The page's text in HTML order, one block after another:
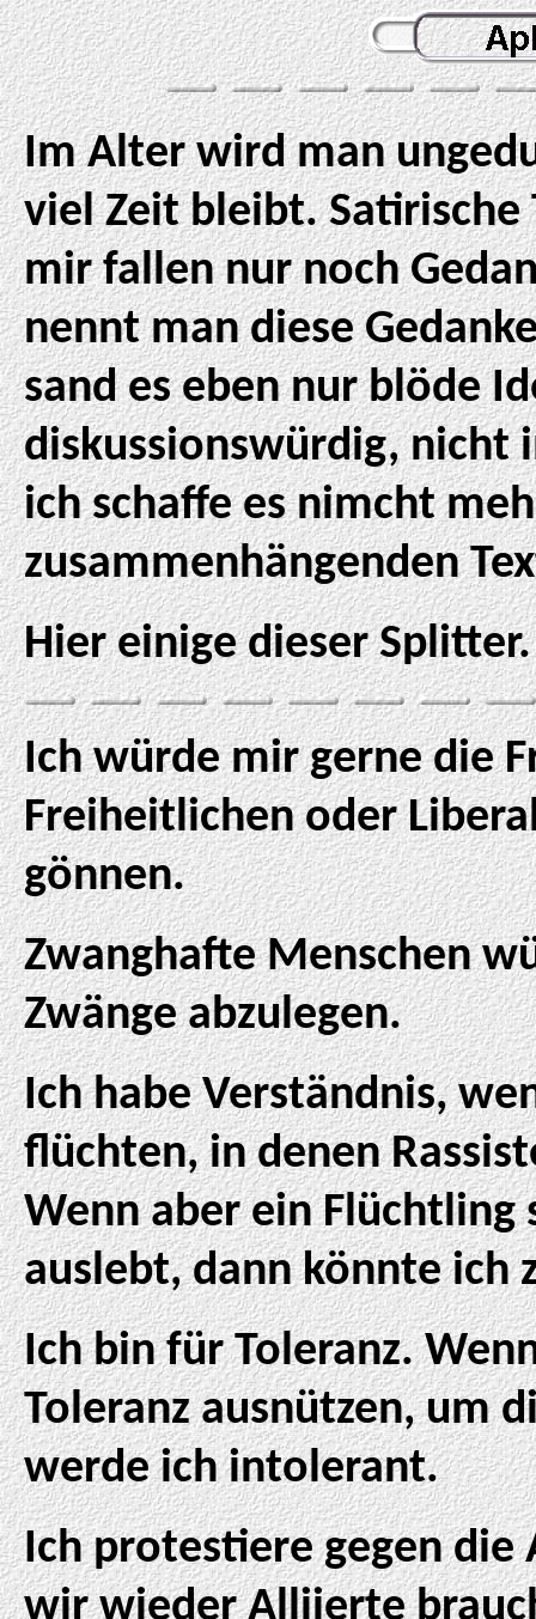
Im Alter wird man
viel Zeit bleibt.
mir fallen nur noch
nennt man diese
sand es eben nur blöde
diskussionswürdig, nicht
ich schaffe es nimcht
zusammenhängenden
Hier einige dieser Splitter.
Ich würde mir gerne die
Freiheitlichen oder
gönnen.
Zwanghafte Menschen
Zwänge abzulegen.
Ich habe Verständnis,
flüchten, in denen
Wenn aber ein Flüchtling
auslebt, dann könnte ich
Ich bin für Toleranz.
Toleranz ausnützen, um
werde ich intolerant.
Ich protestiere gegen
wir wieder Alliierte